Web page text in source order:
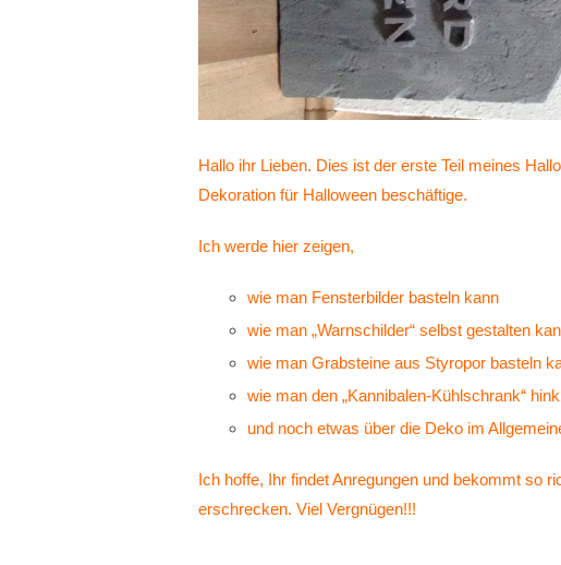
Hallo ihr Lieben. Dies ist der erste Teil meines
Dekoration für Halloween beschäftige.
Ich werde hier zeigen,
wie man Fensterbilder basteln kann
wie man „Warnschilder“ selbst gestalten
wie man Grabsteine aus Styropor basteln
wie man den „Kannibalen-Kühlschrank“
und noch etwas über die Deko im
Ich hoffe, Ihr findet Anregungen und bekommt so
erschrecken. Viel Vergnügen!!!